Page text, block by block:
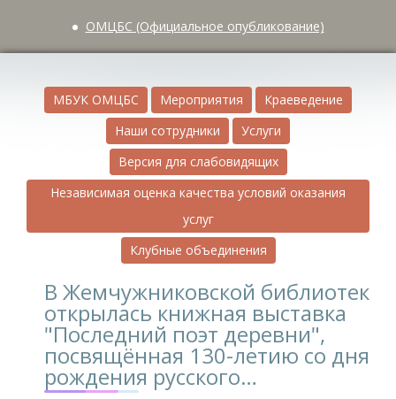
ОМЦБС (Официальное опубликование)
МБУК ОМЦБС Мероприятия
Краеведение
Наши сотрудники
Услуги
Версия для слабовидящих
Независимая оценка качества условий оказания
услуг
Клубные объединения
В Жемчужниковской библиотеке
открылась книжная выставка
"Последний поэт деревни",
посвящённая 130-летию со дня
рождения русского…